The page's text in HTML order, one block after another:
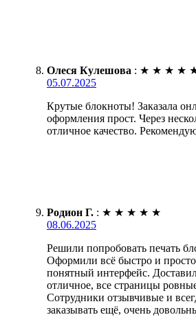
Олеся Кулешова : ★ ★ ★ ★
05.07.2025
Крутые блокноты! Заказала
оформления прост. Через
отличное качество.
Родион Г. : ★ ★ ★ ★ ★
08.06.2025
Решили попробовать печать
Оформили всё быстро и
понятный интерфейс.
отличное, все страницы
Сотрудники отзывчивые и
заказывать ещё, очень